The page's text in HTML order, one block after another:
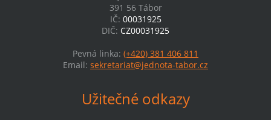
391 56 Tábor
IČ: 00031925
DIČ: CZ00031925
Pevná linka: (+420) 381 406 811
Email: sekretariat@jednota-tabor.cz
Užitečné odkazy